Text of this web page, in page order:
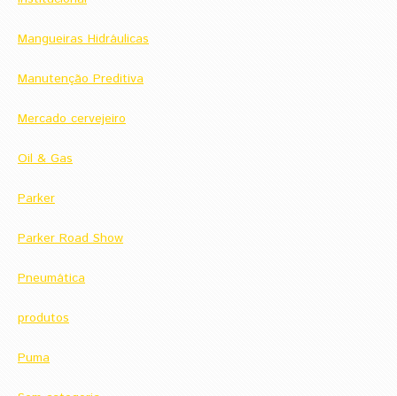
Mangueiras Hidráulicas
Manutenção Preditiva
Mercado cervejeiro
Oil & Gas
Parker
Parker Road Show
Pneumática
produtos
Puma